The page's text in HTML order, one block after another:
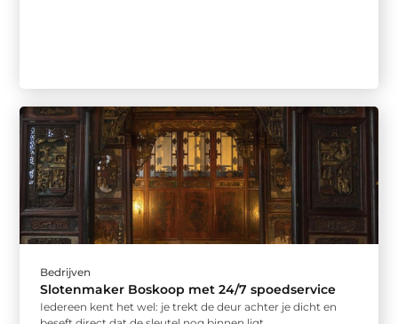
Bedrijven
Slotenmaker Boskoop met 24/7 spoedservice
Iedereen kent het wel: je trekt de deur achter je dicht en